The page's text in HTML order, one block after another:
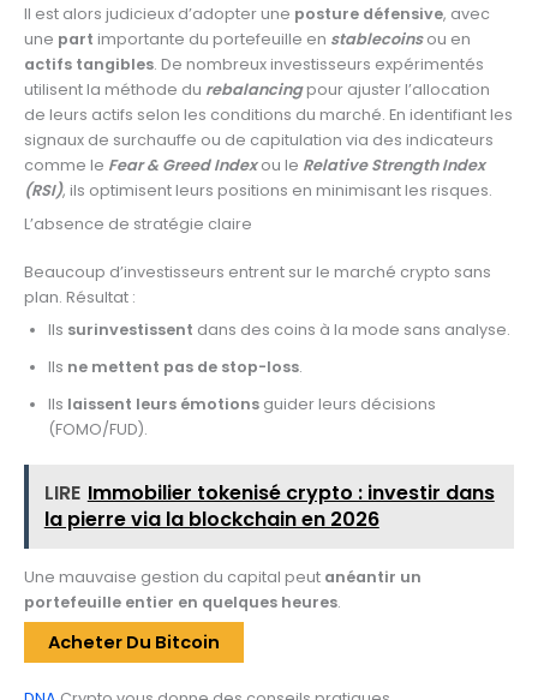
Il est alors judicieux d’adopter une posture défensive, avec
une part importante du portefeuille en stablecoinsou en
actifs tangibles. De nombreux investisseurs expérimentés
utilisent la méthode du rebalancingpour ajuster l’allocation
de leurs actifs selon les conditions du marché. En identifiant les
signaux de surchauffe ou de capitulation via des indicateurs
comme le Fear & Greed Indexou le Relative Strength Index
(RSI), ils optimisent leurs positions en minimisant les risques.
L’absence de stratégie claire
Beaucoup d’investisseurs entrent sur le marché crypto sans
plan. Résultat :
Ils surinvestissent dans des coins à la mode sans analyse.
Ils ne mettent pas de stop-loss.
Ils laissent leurs émotions guider leurs décisions
(FOMO/FUD).
LIRE Immobilier tokenisé crypto : investir dans
la pierre via la blockchain en 2026
Une mauvaise gestion du capital peut anéantir un
portefeuille entier en quelques heures.
Acheter Du Bitcoin